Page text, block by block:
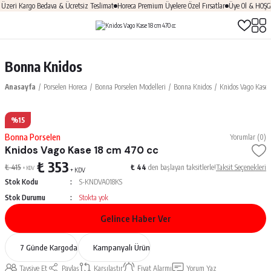
Kargo Bedava & Ücretsiz Teslimat Horeca Premium Üyelere Özel Fırsatlar Üye Ol &
Bonna Knidos
Anasayfa Porselen Horeca Bonna Porselen Modelleri Bonna Knidos Knidos Vago Kase
%15
Bonna Porselen Yorumlar (0)
Knidos Vago Kase 18 cm 470 cc
₺ 415 + KDV ₺ 353 + KDV ₺ 44 den başlayan taksitlerle!Taksit Seçenekleri
Stok Kodu
S-KNDVAO18KS
Stok Durumu
Stokta yok
Gelince Haber Ver
7 Günde Kargoda Kampanyalı Ürün
Tavsiye Et Paylaş Karşılaştır Fiyat Alarmı Yorum Yaz